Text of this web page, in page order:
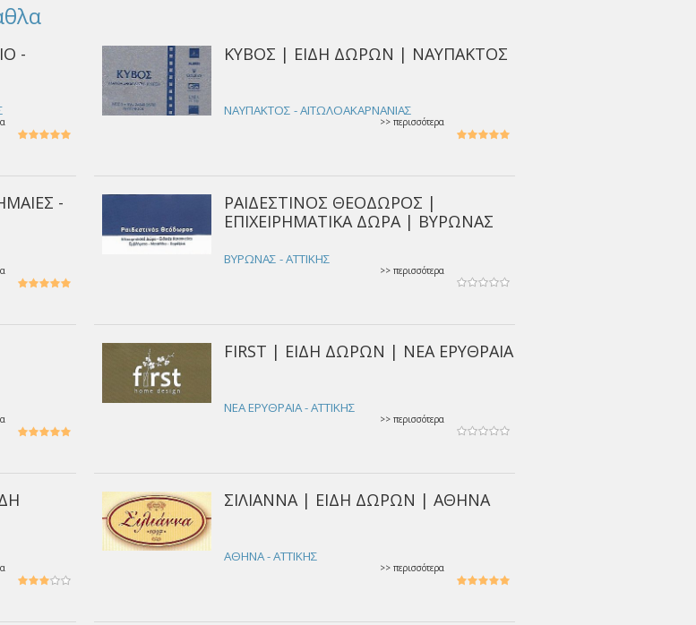
-
ΚΥΒΟΣ | ΕΙΔΗ ΔΩΡΩΝ | ΝΑΥΠΑΚΤΟΣ
ΝΑΥΠΑΚΤΟΣ - ΑΙΤΩΛΟΑΚΑΡΝΑΝΙΑΣ
>> περισσότερα
-
ΡΑΙΔΕΣΤΙΝΟΣ ΘΕΟΔΩΡΟΣ |
ΕΠΙΧΕΙΡΗΜΑΤΙΚΑ ΔΩΡΑ | ΒΥΡΩΝΑΣ
ΒΥΡΩΝΑΣ - ΑΤΤΙΚΗΣ
>> περισσότερα
FIRST | ΕΙΔΗ ΔΩΡΩΝ | ΝΕΑ ΕΡΥΘΡΑΙΑ
ΝΕΑ ΕΡΥΘΡΑΙΑ - ΑΤΤΙΚΗΣ
>> περισσότερα
ΣΙΛΙΑΝΝΑ | ΕΙΔΗ ΔΩΡΩΝ | ΑΘΗΝΑ
ΑΘΗΝΑ - ΑΤΤΙΚΗΣ
>> περισσότερα